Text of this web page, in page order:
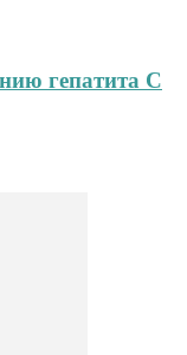
гепатита С